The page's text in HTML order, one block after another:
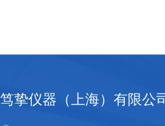
笃挚仪器（上海）有限公